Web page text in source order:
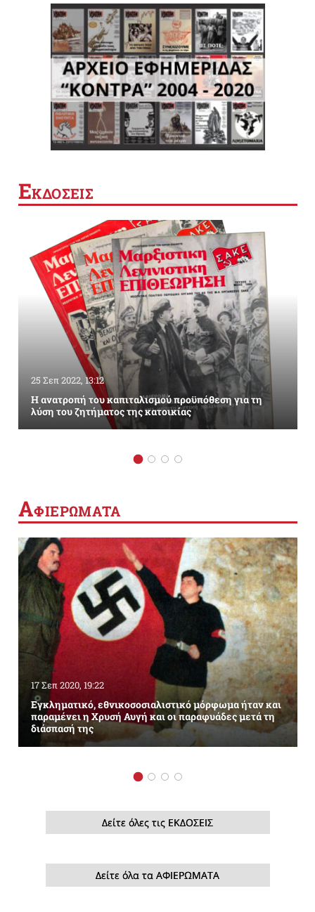
ΕΚΔΟΣΕΙΣ
25 Σεπ 2022, 13:12
Η ανατροπή του καπιταλισμού προϋπόθεση για τη
λύση του ζητήματος της κατοικίας
ΑΦΙΕΡΩΜΑΤΑ
17 Σεπ 2020, 19:22
Εγκληματικό, εθνικοσοσιαλιστικό μόρφωμα ήταν και
παραμένει η Χρυσή Αυγή και οι παραφυάδες μετά τη
διάσπασή της
Δείτε όλες τις ΕΚΔΟΣΕΙΣ
Δείτε όλα τα ΑΦΙΕΡΩΜΑΤΑ